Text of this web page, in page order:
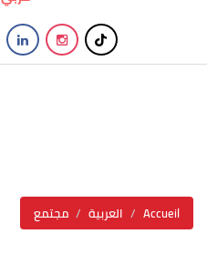
مجتمع العربية Accueil